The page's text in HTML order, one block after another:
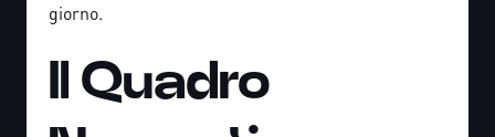
giorno.
Il Quadro